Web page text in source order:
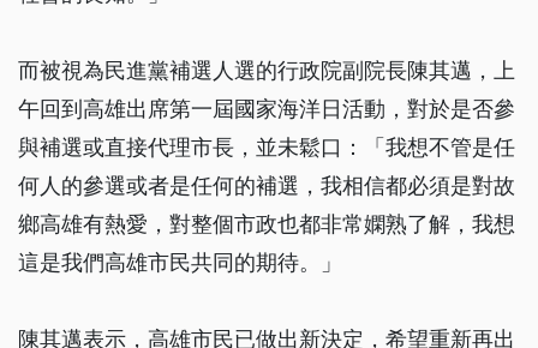
而被視為民進黨補選人選的行政院副院長陳其邁，上
午回到高雄出席第一屆國家海洋日活動，對於是否參
與補選或直接代理市長，並未鬆口：「我想不管是任
何人的參選或者是任何的補選，我相信都必須是對故
鄉高雄有熱愛，對整個市政也都非常嫻熟了解，我想
這是我們高雄市民共同的期待。」
陳其邁表示，高雄市民已做出新決定，希望重新再出